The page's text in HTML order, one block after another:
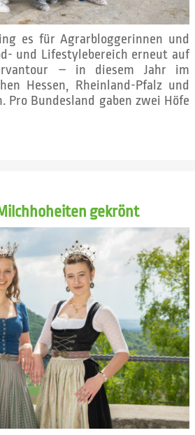
es für Agrarbloggerinnen und
und Lifestylebereich erneut auf
– in diesem Jahr im
Hessen, Rheinland-Pfalz und
Pro Bundesland gaben zwei Höfe
gekrönt